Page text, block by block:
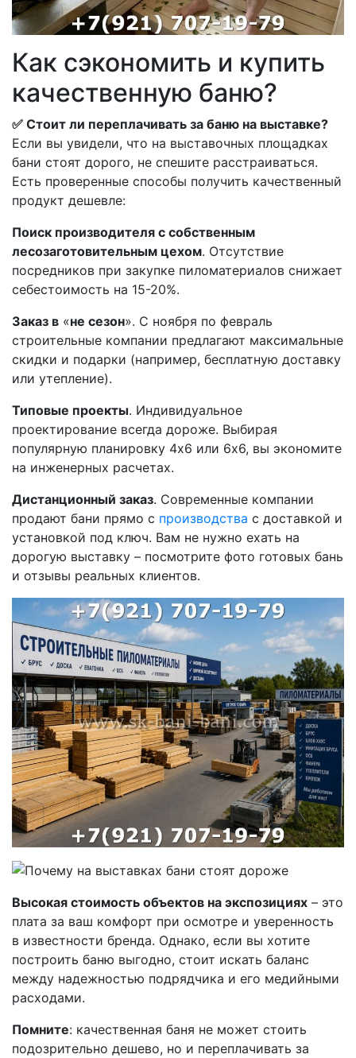
Как сэкономить и купить
качественную баню?
✅ Стоит ли переплачивать за баню на выставке?
Если вы увидели, что на выставочных площадках
бани стоят дорого, не спешите расстраиваться.
Есть проверенные способы получить качественный
продукт дешевле:
Поиск производителя с собственным
лесозаготовительным цехом. Отсутствие
посредников при закупке пиломатериалов снижает
себестоимость на 15-20%.
Заказ в «не сезон». С ноября по февраль
строительные компании предлагают максимальные
скидки и подарки (например, бесплатную доставку
или утепление).
Типовые проекты. Индивидуальное
проектирование всегда дороже. Выбирая
популярную планировку 4х6 или 6х6, вы экономите
на инженерных расчетах.
Дистанционный заказ. Современные компании
продают бани прямо с производства с доставкой и
установкой под ключ. Вам не нужно ехать на
дорогую выставку – посмотрите фото готовых бань
и отзывы реальных клиентов.
Высокая стоимость объектов на экспозициях – это
плата за ваш комфорт при осмотре и уверенность
в известности бренда. Однако, если вы хотите
построить баню выгодно, стоит искать баланс
между надежностью подрядчика и его медийными
расходами.
Помните: качественная баня не может стоить
подозрительно дешево, но и переплачивать за